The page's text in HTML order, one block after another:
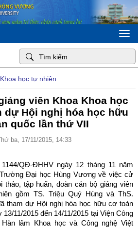
học tự nhiên
viên Khoa Khoa học
dự Hội nghị hóa học hữu
quốc lần thứ VII
ba, 17/11/2015, 14:33
QĐ-ĐHHV ngày 12 tháng 11 năm
Đại học Hùng Vương về việc cử
thảo, tập huấn, đoàn cán bộ giảng viên
gồm TS. Triệu Quý Hùng và ThS.
tham dự Hội nghị hóa học hữu cơ toàn
11/2015 đến 14/11/2015 tại Viện Công
lâm Khoa học và Công nghệ Việt